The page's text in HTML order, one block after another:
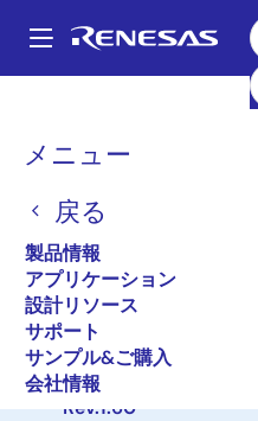
ン
メニュー
戻る
製品情報
アプリケーション
設計リソース
サポート
サンプル&ご購入
会社情報
パ
く
ず
RL78/G1D
Board
ご購入
RL78/G1D評価ボード
Rev.1.60